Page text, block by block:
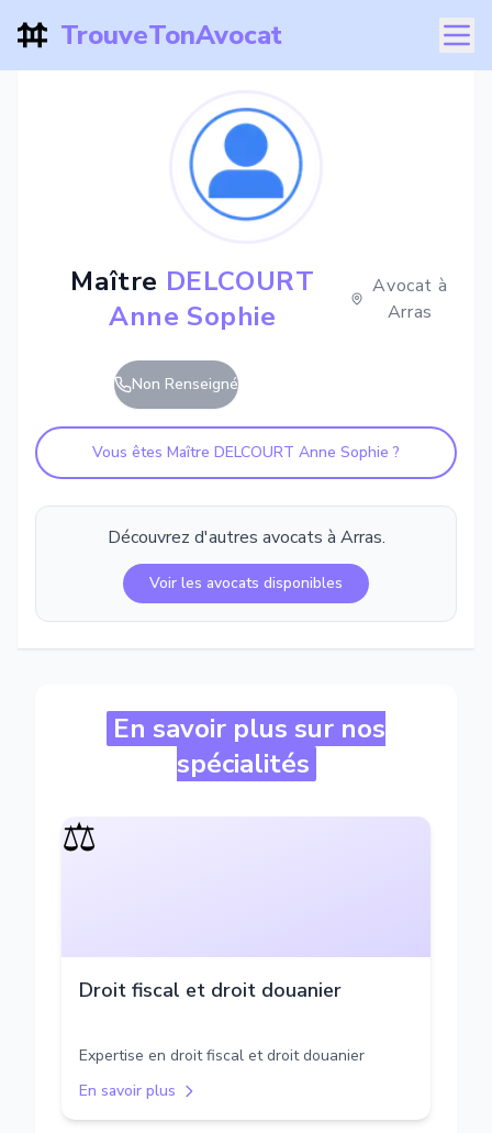
TrouveTonAvocat
Maître DELCOURT
Anne Sophie
Avocat à
Arras
Non Renseigné
Vous êtes Maître DELCOURT Anne Sophie ?
Découvrez d'autres avocats à Arras.
Voir les avocats disponibles
En savoir plus sur nos
spécialités
⚖️
Droit fiscal et droit douanier
Expertise en droit fiscal et droit douanier
En savoir plus